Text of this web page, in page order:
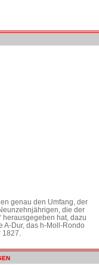
genau den Umfang, der
die der
herausgegeben hat, dazu
A-Dur, das h-Moll-Rondo